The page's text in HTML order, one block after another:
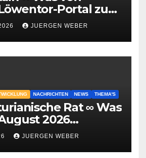
Portal zu
JUERGEN WEBER
NACHRICHTEN NEWS THEMA'S
Rat ∞ Was
2026
JUERGEN WEBER